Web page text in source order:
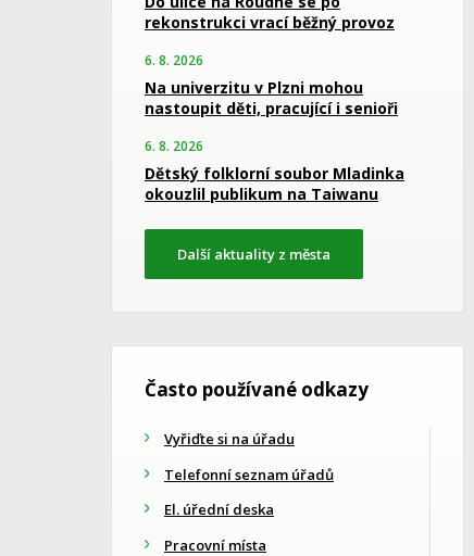
rekonstrukci vrací běžný provoz
6. 8. 2026
Na univerzitu v Plzni mohou
nastoupit děti, pracující i senioři
6. 8. 2026
Dětský folklorní soubor Mladinka
okouzlil publikum na Taiwanu
Další aktuality z města
Často používané odkazy
Vyřiďte si na úřadu
Telefonní seznam úřadů
El. úřední deska
Pracovní místa